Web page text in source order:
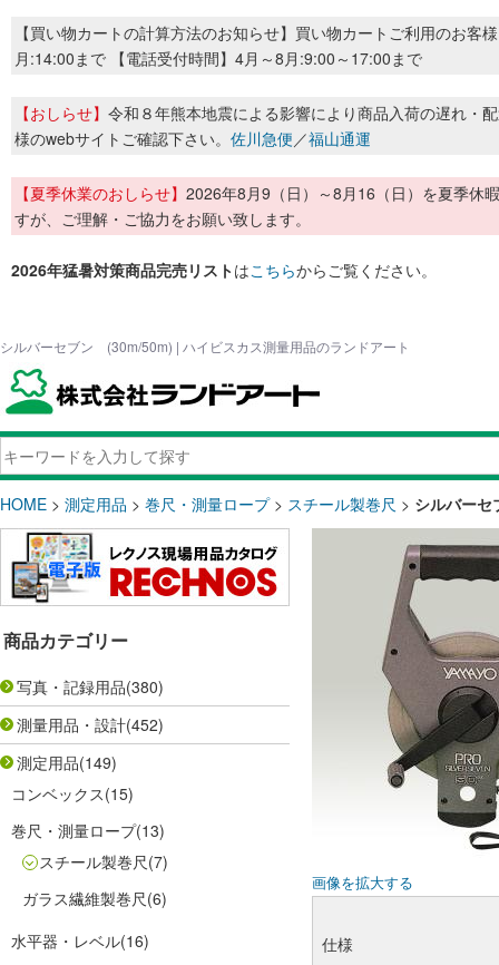
【買い物カートの計算方法のお知らせ】買い物カートご利用のお客
月:14:00まで 【電話受付時間】4月～8月:9:00～17:00まで
【おしらせ】 令和８年熊本地震による影響により商品入荷の遅れ・
様のwebサイトご確認下さい。 佐川急便／福山通運
【夏季休業のおしらせ】 2026年8月9（日）～8月16（日）を夏季休
すが、ご理解・ご協力をお願い致します。
2026年猛暑対策商品完売リストはこちらからご覧ください。
シルバーセブン (30m/50m) | ハイビスカス測量用品のランドアート
HOME > 測定用品 > 巻尺・測量ロープ> スチール製巻尺 > シルバー
商品カテゴリー
写真・記録用品(380)
測量用品・設計(452)
測定用品(149)
コンベックス(15)
巻尺・測量ロープ(13)
スチール製巻尺(7)
ガラス繊維製巻尺(6)
水平器・レベル(16)
画像を拡大する
仕様